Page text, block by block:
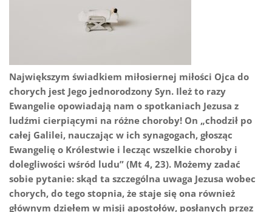
Największym świadkiem miłosiernej miłości Ojca do
chorych jest Jego jednorodzony Syn. Ileż to razy
Ewangelie opowiadają nam o spotkaniach Jezusa z
ludźmi cierpiącymi na różne choroby! On „chodził po
całej Galilei, nauczając w ich synagogach, głosząc
Ewangelię o Królestwie i lecząc wszelkie choroby i
dolegliwości wśród ludu” (Mt 4, 23). Możemy zadać
sobie pytanie: skąd ta szczególna uwaga Jezusa wobec
chorych, do tego stopnia, że staje się ona również
głównym dziełem w misji apostołów, posłanych przez